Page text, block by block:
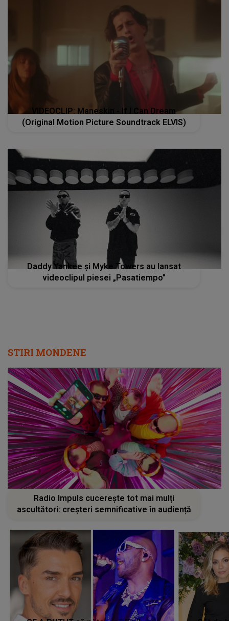
VIDEOCLIP: Maneskin - If I Can Dream
(Original Motion Picture Soundtrack ELVIS)
Daddy Yankee și Myke Towers au lansat
videoclipul piesei „Pasatiempo”
STIRI MONDENE
Radio Impuls cucerește tot mai mulți
ascultători: creșteri semnificative în audiență